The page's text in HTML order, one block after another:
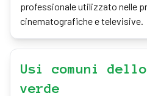
professionale utilizzato nelle
cinematografiche e televisive.
Usi comuni dello
verde